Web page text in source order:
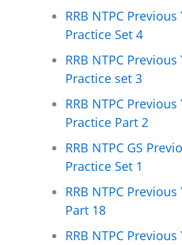
RRB NTPC
Practice Set 4
RRB NTPC
Practice set 3
RRB NTPC
Practice Part 2
RRB NTPC GS
Practice Set 1
RRB NTPC
Part 18
RRB NTPC